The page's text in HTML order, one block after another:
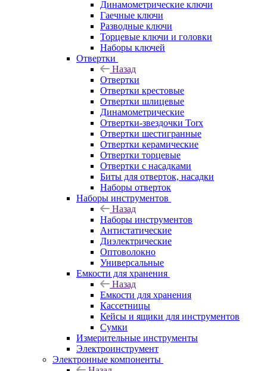
Динамометрические ключи
Гаечные ключи
Разводные ключи
Торцевые ключи и головки
Наборы ключей
Отвертки
Назад
Отвертки
Отвертки крестовые
Отвертки шлицевые
Динамометрические
Отвертки-звездочки Torx
Отвертки шестигранные
Отвертки керамические
Отвертки торцевые
Отвертки с насадками
Биты для отверток, насадки
Наборы отверток
Наборы инструментов
Назад
Наборы инструментов
Антистатические
Диэлектрические
Оптоволокно
Универсальные
Емкости для хранения
Назад
Емкости для хранения
Кассетницы
Кейсы и ящики для инструментов
Сумки
Измерительные инструменты
Электроинструмент
Электронные компоненты